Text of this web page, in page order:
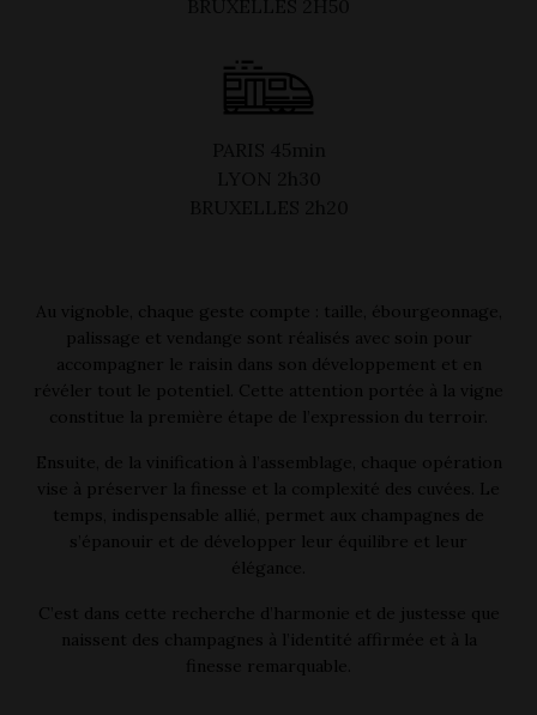
Au vignoble, chaque geste compte : taille, ébourgeonnage,
palissage et vendange sont réalisés avec soin pour
accompagner le raisin dans son développement et en
révéler tout le potentiel. Cette attention portée à la vigne
constitue la première étape de l’expression du terroir.
Ensuite, de la vinification à l’assemblage, chaque opération
vise à préserver la finesse et la complexité des cuvées. Le
temps, indispensable allié, permet aux champagnes de
s’épanouir et de développer leur équilibre et leur
élégance.
C’est dans cette recherche d’harmonie et de justesse que
naissent des champagnes à l’identité affirmée et à la
finesse remarquable.